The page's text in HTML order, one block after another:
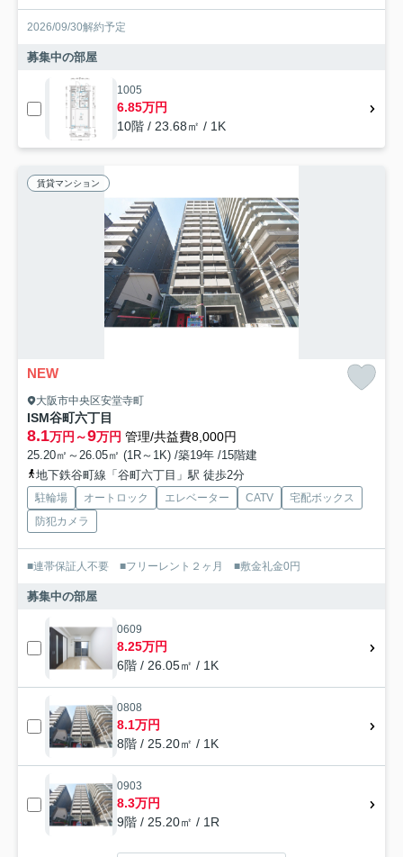
2026/09/30解約予定
募集中の部屋
1005
6.85万円
10階 / 23.68㎡ / 1K
賃貸マンション
NEW
大阪市中央区安堂寺町
ISM谷町六丁目
8.1万円～9万円 管理/共益費8,000円
25.20㎡～26.05㎡ (1R～1K) /築19年 /15階建
地下鉄谷町線「谷町六丁目」駅 徒歩2分
駐輪場 オートロック エレベーター CATV
宅配ボックス
防犯カメラ
■連帯保証人不要 ■フリーレント２ヶ月 ■敷金礼金0円
募集中の部屋
0609
8.25万円
6階 / 26.05㎡ / 1K
0808
8.1万円
8階 / 25.20㎡ / 1K
0903
8.3万円
9階 / 25.20㎡ / 1R